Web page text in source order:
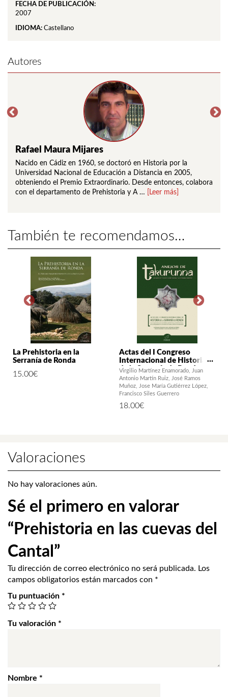
FECHA DE PUBLICACIÓN:
2007
IDIOMA: Castellano
Autores
Rafael Maura Mijares
Nacido en Cádiz en 1960, se doctoró en Historia por la
Universidad Nacional de Educación a Distancia en 2005,
obteniendo el Premio Extraordinario. Desde entonces, colabora
con el departamento de Prehistoria y A …
[Leer más]
También te recomendamos…
La Prehistoria en la
Serranía de Ronda
15.00€
Actas del I Congreso
Internacional de Historia
de la Serranía de Ronda
Virgilio Martínez Enamorado
Juan
Antonio Martín Ruiz
José Ramos
Muñoz
Jose María Gutiérrez López
Francisco Siles Guerrero
18.00€
Valoraciones
No hay valoraciones aún.
Sé el primero en valorar
“Prehistoria en las cuevas del
Cantal”
Tu dirección de correo electrónico no será publicada. Los
campos obligatorios están marcados con *
Tu puntuación *
Tu valoración *
Nombre *